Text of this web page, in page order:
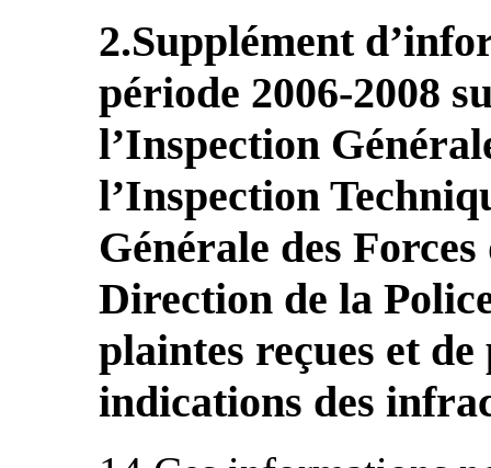
2.Supplément
période 2006-2008
l’Inspection
l’Inspection
Générale des
Direction de la
plaintes reçues et
indications des